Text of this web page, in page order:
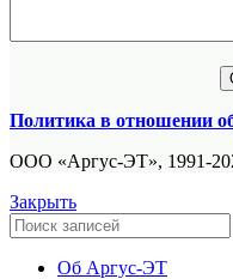
Политика в отношении
ООО «Аргус-ЭТ», 1991-
Закрыть
Об Аргус-ЭТ